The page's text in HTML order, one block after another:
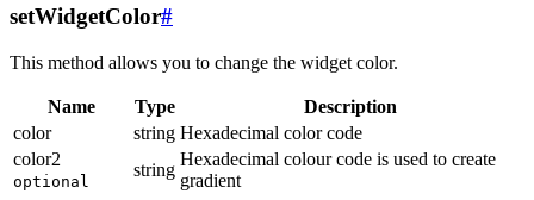
setWidgetColor#
This method allows you to change the widget color.
Name Type
Description
color
string Hexadecimal color code
color2
optional
string
Hexadecimal colour code is used to create
gradient